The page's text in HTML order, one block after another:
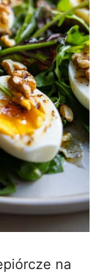
na